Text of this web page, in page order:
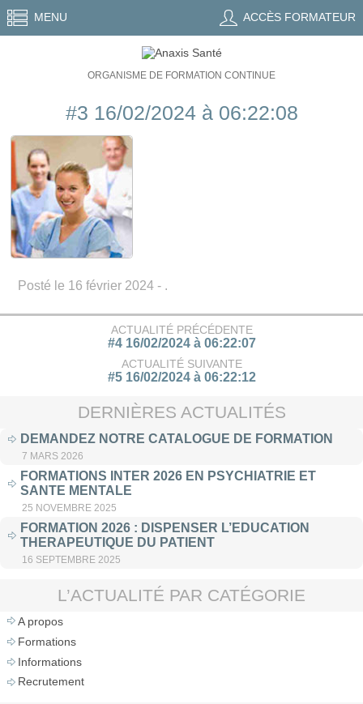
MENU ACCÈS FORMATEUR
ORGANISME DE FORMATION CONTINUE
#3 16/02/2024 à 06:22:08
Posté le 16 février 2024 - .
ACTUALITÉ PRÉCÉDENTE
#4 16/02/2024 à 06:22:07
ACTUALITÉ SUIVANTE
#5 16/02/2024 à 06:22:12
DERNIÈRES ACTUALITÉS
DEMANDEZ NOTRE CATALOGUE DE FORMATION
7 MARS 2026
FORMATIONS INTER 2026 EN PSYCHIATRIE ET
SANTE MENTALE
25 NOVEMBRE 2025
FORMATION 2026 : DISPENSER L’EDUCATION
THERAPEUTIQUE DU PATIENT
16 SEPTEMBRE 2025
L’ACTUALITÉ PAR CATÉGORIE
A propos
Formations
Informations
Recrutement